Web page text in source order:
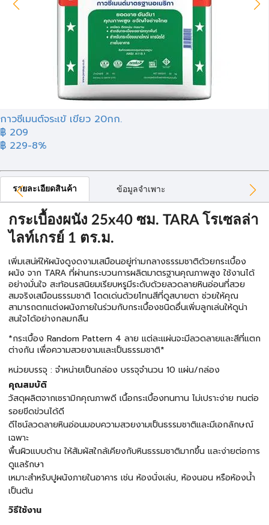
กาวซีเมนต์จระเข้ เขียว 20กก.
฿ 209
฿ 229-8%
รายละเอียดสินค้า ข้อมูลจำเพาะ
กระเบื้องผนัง 25x40 ซม. TARA โรเซลล่า
ไลท์เกรย์ 1 ตร.ม.
เพิ่มเสน่ห์ให้ผนังดูงดงามเสมือนอยู่ท่ามกลางธรรมชาติด้วยกระเบื้อง
ผนัง จาก TARA ที่ผ่านกระบวนการผลิตมาตรฐานคุณภาพสูง ใช้งานได้
อย่างมั่นใจ สะท้อนรสนิยมเรียบหรูมีระดับด้วยลวดลายหินอ่อนที่สวย
สมจริงเสมือนธรรมชาติ โดดเด่นด้วยโทนสีที่ดูสบายตา ช่วยให้คุณ
สามารถตกแต่งผนังภายในร่วมกับกระเบื้องชนิดอื่นเพิ่มลูกเล่นให้ดูน่า
สนใจได้อย่างกลมกลืน
*กระเบื้อง Random Pattern 4 ลาย แต่ละแผ่นจะมีลวดลายและสีที่แตก
ต่างกัน เพื่อความสวยงามและเป็นธรรมชาติ*
หน่วยบรรจุ : จำหน่ายเป็นกล่อง บรรจุจำนวน 10 แผ่น/กล่อง
คุณสมบัติ
วัสดุผลิตจากเซรามิกคุณภาพดี เนื้อกระเบื้องทนทาน ไม่เปราะง่าย ทนต่อ
รอยขีดข่วนได้ดี
ดีไซน์ลวดลายหินอ่อนมอบความสวยงามเป็นธรรมชาติและมีเอกลักษณ์
เฉพาะ
พื้นผิวแบบด้าน ให้สัมผัสใกล้เคียงกับหินธรรมชาติมากขึ้น และง่ายต่อการ
ดูแลรักษา
เหมาะสำหรับปูผนังภายในอาคาร เช่น ห้องนั่งเล่น, ห้องนอน หรือห้องน้ำ
เป็นต้น
วิธีใช้งาน